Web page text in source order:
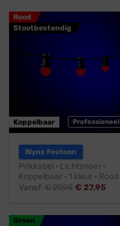
Rood
Stootbestendig
Professioneel
Koppelbaar
Blynx Festoon
Prikkabel · Lichtsnoer ·
Koppelbaar · 1 kleur · Rood
Vanaf:€29,95 € 27,95
Groen